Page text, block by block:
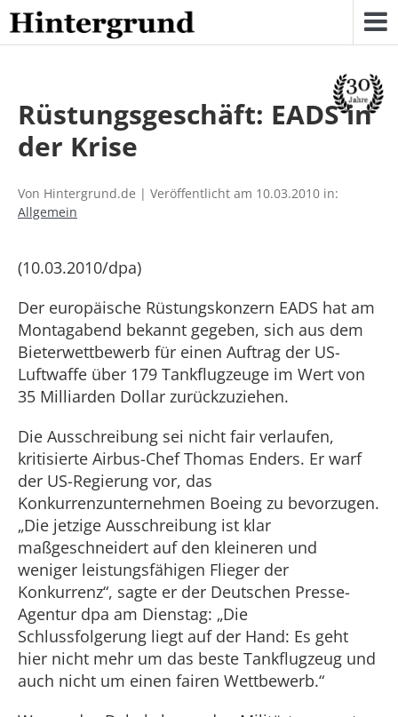
Skip
to
content
Rüstungsgeschäft: EADS in
der Krise
Von Hintergrund.de | Veröffentlicht am 10.03.2010 in:
Allgemein
(10.03.2010/dpa)
Der europäische Rüstungskonzern EADS hat am
Montagabend bekannt gegeben, sich aus dem
Bieterwettbewerb für einen Auftrag der US-
Luftwaffe über 179 Tankflugzeuge im Wert von
35 Milliarden Dollar zurückzuziehen.
Die Ausschreibung sei nicht fair verlaufen,
kritisierte Airbus-Chef Thomas Enders. Er warf
der US-Regierung vor, das
Konkurrenzunternehmen Boeing zu bevorzugen.
„Die jetzige Ausschreibung ist klar
maßgeschneidert auf den kleineren und
weniger leistungsfähigen Flieger der
Konkurrenz“, sagte er der Deutschen Presse-
Agentur dpa am Dienstag: „Die
Schlussfolgerung liegt auf der Hand: Es geht
hier nicht mehr um das beste Tankflugzeug und
auch nicht um einen fairen Wettbewerb.“